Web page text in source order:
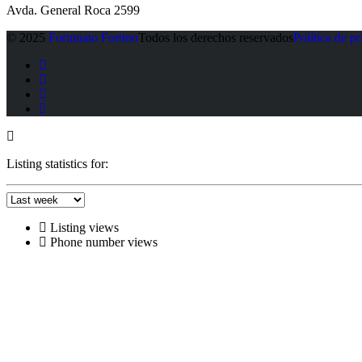
Avda. General Roca 2599
© 2025 Fortunato FortinoTodos los derechos reservadosPolítica de
Listing statistics for:
Listing views
Phone number views